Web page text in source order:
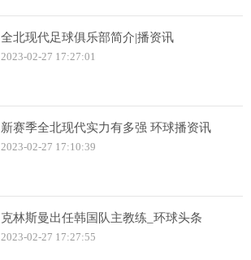
全北现代足球俱乐部简介|播资讯
2023-02-27 17:27:01
新赛季全北现代实力有多强 环球播资讯
2023-02-27 17:10:39
克林斯曼出任韩国队主教练_环球头条
2023-02-27 17:27:55